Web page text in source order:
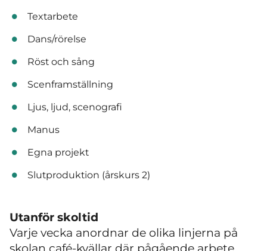
Textarbete
Dans/rörelse
Röst och sång
Scenframställning
Ljus, ljud, scenografi
Manus
Egna projekt
Slutproduktion (årskurs 2)
Utanför skoltid
Varje vecka anordnar de olika linjerna på